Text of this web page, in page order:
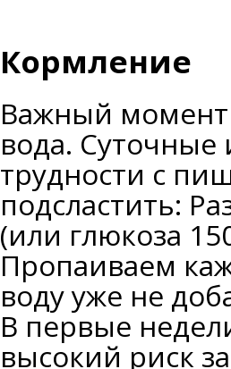
Кормление
Важный момент
вода.
трудности с
подсластить:
(или глюкоза
Пропаиваем
воду уже не
В первые
высокий риск